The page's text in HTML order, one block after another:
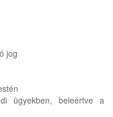
jog
ügyekben, beleértve a